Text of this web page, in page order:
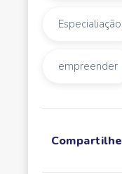
Especialiação
empreender
Compartilhe